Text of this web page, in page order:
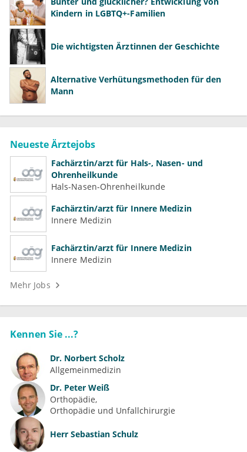
Kindern in LGBTQ+-Familien
Die wichtigsten Ärztinnen der Geschichte
Alternative Verhütungsmethoden für den
Mann
Neueste Ärztejobs
Fachärztin/arzt für Hals-, Nasen- und
Ohrenheilkunde
Hals-Nasen-Ohrenheilkunde
Fachärztin/arzt für Innere Medizin
Innere Medizin
Fachärztin/arzt für Innere Medizin
Innere Medizin
Mehr Jobs
Kennen Sie ...?
Dr. Norbert Scholz
Allgemeinmedizin
Dr. Peter Weiß
Orthopädie
Orthopädie und Unfallchirurgie
Herr Sebastian Schulz